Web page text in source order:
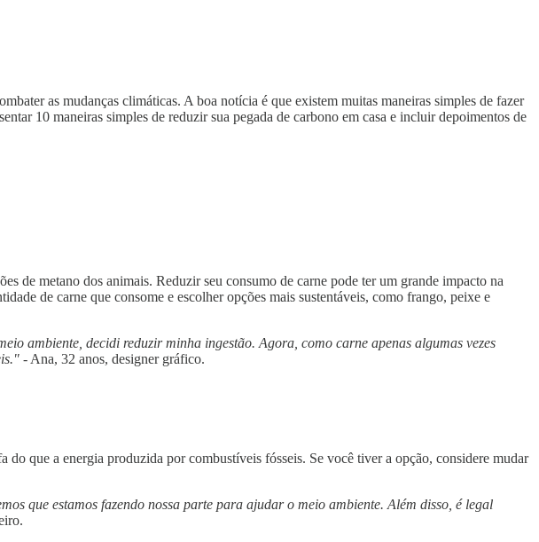
as mudanças climáticas. A boa notícia é que existem muitas maneiras simples de fazer
10 maneiras simples de reduzir sua pegada de carbono em casa e incluir depoimentos de
de metano dos animais. Reduzir seu consumo de carne pode ter um grande impacto na
de carne que consome e escolher opções mais sustentáveis, como frango, peixe e
ambiente, decidi reduzir minha ingestão. Agora, como carne apenas algumas vezes
- Ana, 32 anos, designer gráfico.
que a energia produzida por combustíveis fósseis. Se você tiver a opção, considere mudar
que estamos fazendo nossa parte para ajudar o meio ambiente. Além disso, é legal